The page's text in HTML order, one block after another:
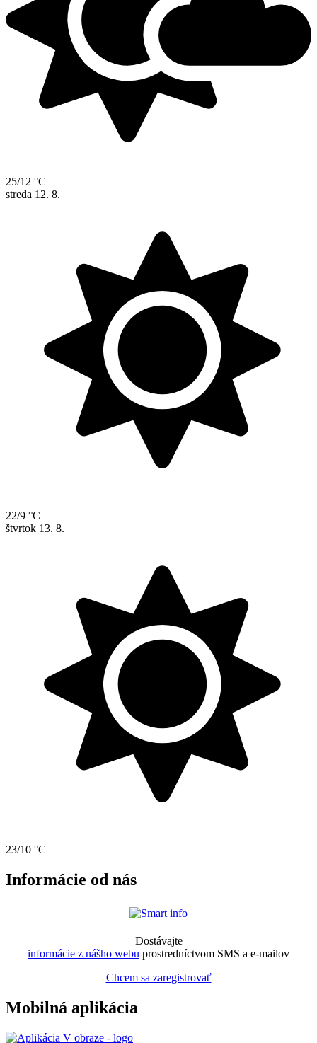
25/12 °C
streda 12. 8.
22/9 °C
štvrtok 13. 8.
23/10 °C
Informácie od nás
Dostávajte
informácie z nášho webu prostredníctvom SMS a e-mailov
Chcem sa zaregistrovať
Mobilná aplikácia